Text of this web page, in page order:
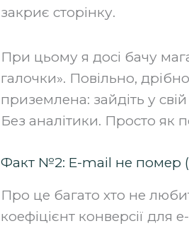
закриє сторінку.
При цьому я досі бачу
галочки». Повільно,
приземлена: зайдіть у
Без аналітики. Просто як
Факт №2: E-mail не помер
Про це багато хто не
коефіцієнт конверсії